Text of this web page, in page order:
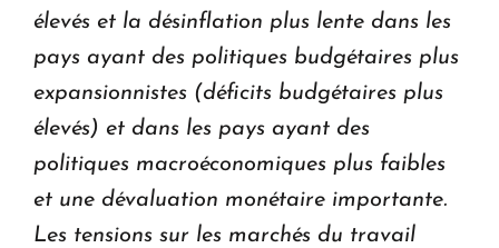
élevés et la désinflation plus lente dans les
pays ayant des politiques budgétaires plus
expansionnistes (déficits budgétaires plus
élevés) et dans les pays ayant des
politiques macroéconomiques plus faibles
et une dévaluation monétaire importante.
Les tensions sur les marchés du travail